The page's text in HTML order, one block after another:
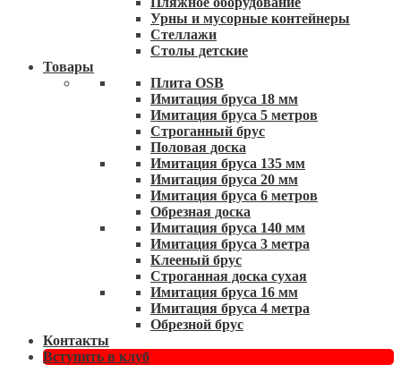
Урны и мусорные контейнеры
Стеллажи
Столы детские
Товары
Плита OSB
Имитация бруса 18 мм
Имитация бруса 5 метров
Строганный брус
Половая доска
Имитация бруса 135 мм
Имитация бруса 20 мм
Имитация бруса 6 метров
Обрезная доска
Имитация бруса 140 мм
Имитация бруса 3 метра
Клееный брус
Строганная доска сухая
Имитация бруса 16 мм
Имитация бруса 4 метра
Обрезной брус
Контакты
Вступить в клуб